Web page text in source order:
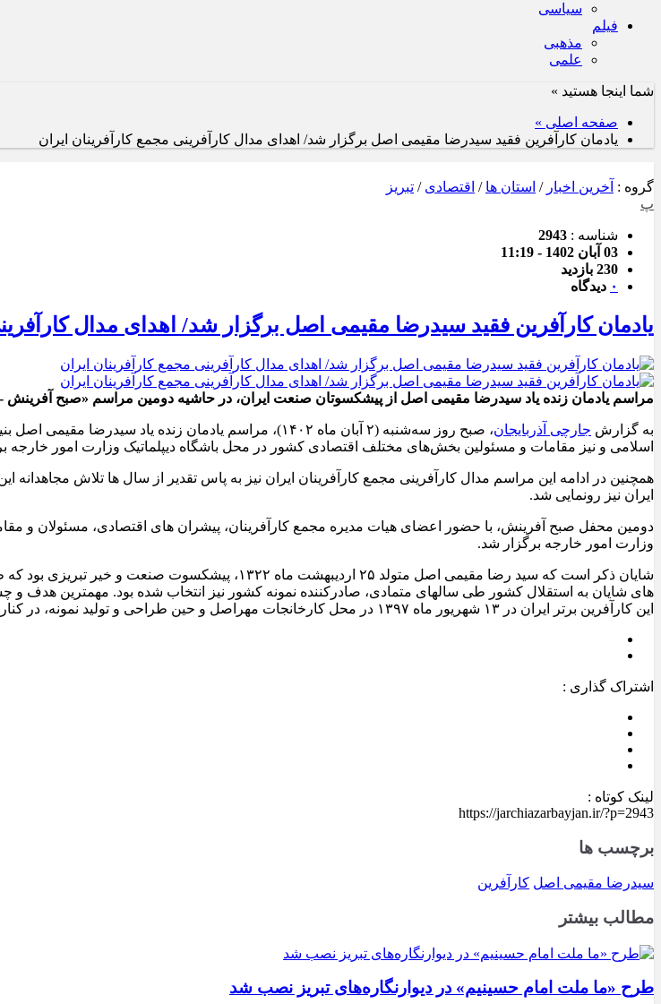
سیاسی
فیلم
مذهبی
علمی
شما اینجا هستید »
صفحه اصلی »
یادمان کارآفرین فقید سیدرضا مقیمی اصل برگزار شد/ اهدای مدال کارآفرینی مجمع کارآفرینان ایران
گروه : آخرین اخبار / استان ها / اقتصادی / تبریز
پ
شناسه : 2943
03 آبان 1402 - 11:19
230 بازدید
۰ دیدگاه
یادمان کارآفرین فقید سیدرضا مقیمی اصل برگزار شد/ اهدای مدال
مراسم یادمان زنده یاد سیدرضا مقیمی اصل از پیشکسوتان صنعت ایران، در حاشیه دومین مراسم «صبح آفرینش -
به گزارش جارچی آذربایجان
، صبح روز سه‌شنبه (۲ آبان ماه ۱۴۰۲)، مراسم یادمان زنده
اسلامی و نیز مقامات و مسئولین بخش‌های مختلف اقتصادی کشور در محل باشگاه دیپلماتیک وزارت امور خارجه
همچنین در ادامه این مراسم مدال کارآفرینی مجمع کارآفرینان ایران نیز به پاس تقدیر از سال ها تلاش
ایران نیز رونمایی شد.
دومین محفل صبح آفرینش، با حضور اعضای هیات مدیره مجمع کارآفرینان، پیشران های اقتصادی، مسئولان و
وزارت امور خارجه برگزار شد.
شایان ذکر است که سید رضا مقیمی اصل متولد ۲۵ اردیبهشت
های شایان به استقلال کشور طی سالهای متمادی، صادرکننده نمونه کشور نیز انتخاب شده بود. مهمترین هدف
این کارآفرین برتر ایران در ۱۳ شهریور ماه ۱۳۹۷ در محل کارخانجات مهراصل و حین طراحی و تولید نمونه، در کنار کارگران خود که همچون فرزندانش می‌دانست، بر اثر حادثه انفجار به شهادت رسید.
اشتراک گذاری :
لینک کوتاه :
https://jarchiazarbayjan.ir/?p=2943
برچسب ها
سیدرضا مقیمی اصل کارآفرین
مطالب بیشتر
طرح «ما ملت امام حسینیم» در دیوارنگاره‌های تبریز نصب شد